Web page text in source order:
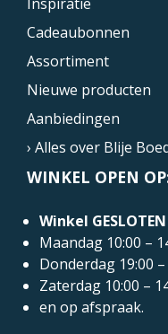
Cadeaubonnen
Assortiment
Nieuwe producten
Aanbiedingen
› Alles over Blije
WINKEL OPEN
Winkel
Maandag 10:00 –
Donderdag 19:00 –
Zaterdag 10:00 –
en op afspraak.